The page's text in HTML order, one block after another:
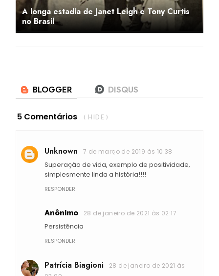
A longa estadia de Janet Leigh e Tony Curtis
no Brasil
5 Comentários ( HIDE )
Unknown 7 de março de 2019 às 10:38
Superação de vida, exemplo de positividade,
simplesmente linda a história!!!!
RESPONDER
Anônimo 28 de janeiro de 2021 às 02:17
Persistência
RESPONDER
Patrícia Biagioni
28 de janeiro de 2021 às